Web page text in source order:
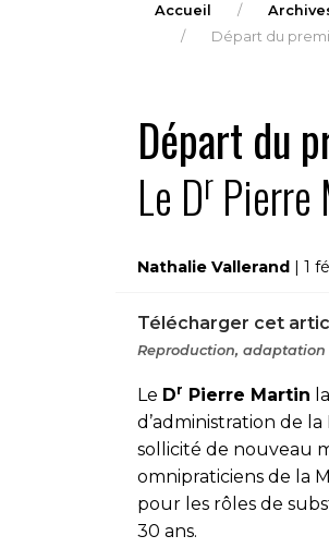
Accueil
Départ du
Départ du
Le Dr Pierre
Nathalie Vallerand | 1
Télécharger cet
Reproduction,
Le Dr Pierre Martin
d’administration de
sollicité de nouveau
omnipraticiens de la
pour les rôles de
30 ans.